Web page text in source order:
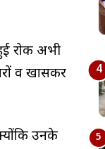
रोक अभी
व खासकर
उनके